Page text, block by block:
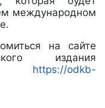
международном
на сайте
издания
https://odkb-